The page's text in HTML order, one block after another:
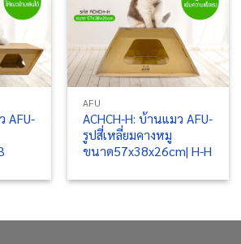
AFU-
AFU
ACHCH-H: บ้านแมว AFU-
รูปสี่เหลี่ยมคางหมู
ขนาด57x38x26cm| H-H